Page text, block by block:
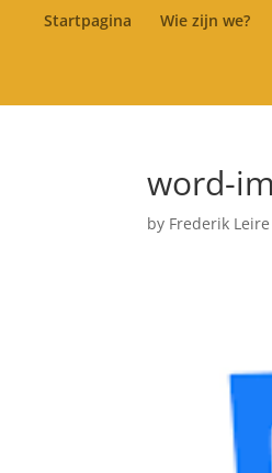
Startpagina Wie zijn we?
word-
by Frederik Leire